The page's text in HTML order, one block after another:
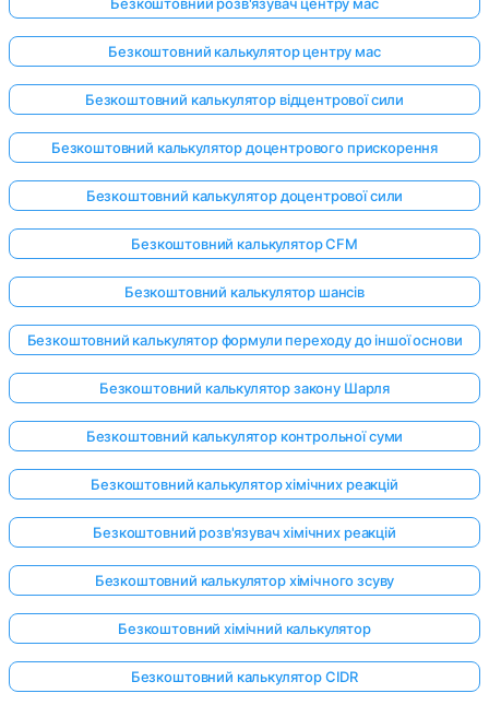
Безкоштовний калькулятор центру мас
Безкоштовний калькулятор відцентрової сили
Безкоштовний калькулятор доцентрового прискорення
Безкоштовний калькулятор доцентрової сили
Безкоштовний калькулятор CFM
Безкоштовний калькулятор шансів
Безкоштовний калькулятор формули переходу до іншої основи
Безкоштовний калькулятор закону Шарля
Безкоштовний калькулятор контрольної суми
Безкоштовний калькулятор хімічних реакцій
Безкоштовний розв'язувач хімічних реакцій
Безкоштовний калькулятор хімічного зсуву
Безкоштовний хімічний калькулятор
Безкоштовний калькулятор CIDR